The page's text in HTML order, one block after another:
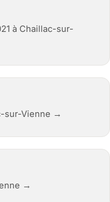
à Chaillac-sur-
sur-Vienne →
→